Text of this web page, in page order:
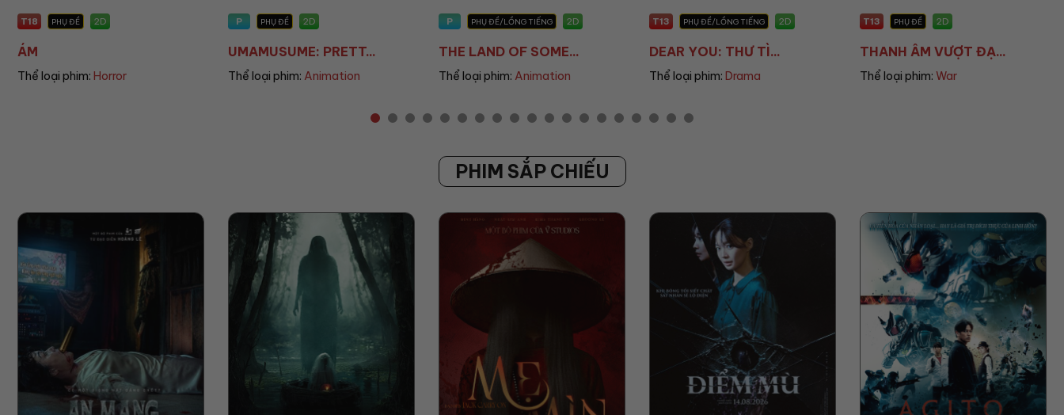
P
UMAMUSUME: PRETT...
Thể loại phim:
P
THE LAND OF SOME...
Thể loại phim:
T13 PHỤ ĐỀ/LỒNG TIẾNG
DEAR YOU: THƯ TÌ...
Thể loại phim:
T13 PHỤ ĐỀ 2D
THANH ÂM VƯỢT ĐẠ...
Thể loại phim:
T16
KIJSADA PARADISE...
Thể loại phim:
PHIM SẮP CHIẾU